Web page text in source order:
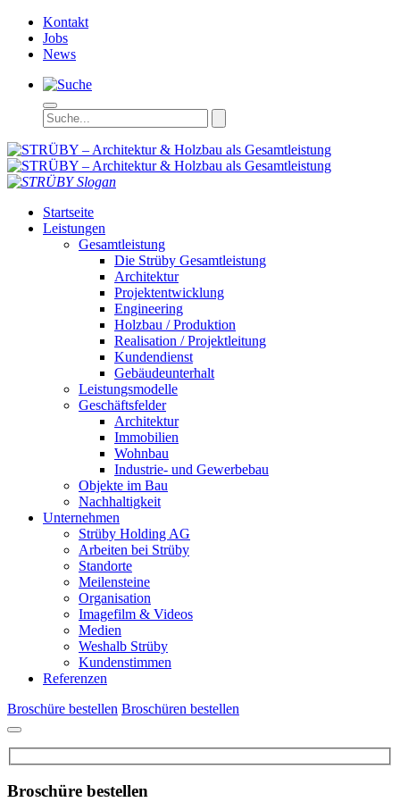
Kontakt
Jobs
News
STRÜBY –
Startseite
Leistungen
Gesamtleistung
Die Strüby Gesamtleistung
Architektur
Projektentwicklung
Engineering
Holzbau / Produktion
Realisation / Projektleitung
Kundendienst
Gebäudeunterhalt
Leistungsmodelle
Geschäftsfelder
Architektur
Immobilien
Wohnbau
Industrie- und Gewerbebau
Objekte im Bau
Nachhaltigkeit
Unternehmen
Strüby Holding AG
Arbeiten bei Strüby
Standorte
Meilensteine
Organisation
Imagefilm & Videos
Medien
Weshalb Strüby
Kundenstimmen
Referenzen
Broschüre bestellen Broschüren bestellen
Broschüre bestellen